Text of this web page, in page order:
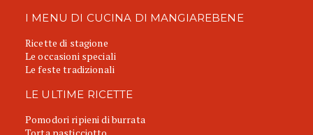
I MENU DI CUCINA DI MANGIAREBENE
Ricette di stagione
Le occasioni speciali
Le feste tradizionali
LE ULTIME RICETTE
Pomodori ripieni di burrata
Torta pasticciotto